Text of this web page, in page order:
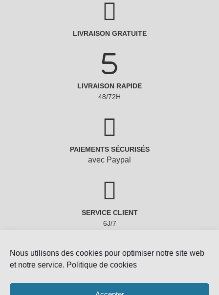
Nous utilisons des cookies pour optimiser notre site web
et notre service. Politique de cookies
LIVRAISON GRATUITE
LIVRAISON RAPIDE
48/72H
PAIEMENTS SÉCURISÉS
avec Paypal
SERVICE CLIENT
6J/7